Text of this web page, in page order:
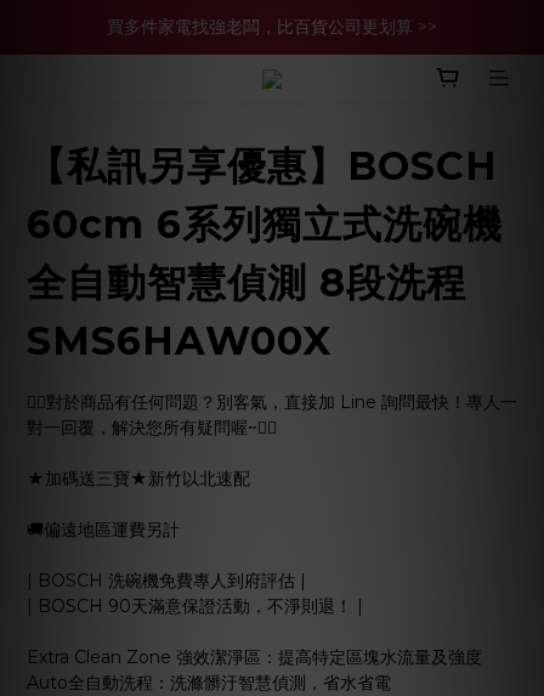
買多件家電找強老闆，比百貨公司更划算 >>
官網現金轉帳優惠 結帳輸【YHH02】再享2%優惠
買多件家電找強老闆，比百貨公司更划算 >>
【私訊另享優惠】BOSCH
60cm 6系列獨立式洗碗機
全自動智慧偵測 8段洗程
SMS6HAW00X
🙋‍♀️對於商品有任何問題？別客氣，直接加 Line 詢問最快！專人一
對一回覆，解決您所有疑問喔~🙋‍♂️
★加碼送三寶★新竹以北速配
🚚偏遠地區運費另計
| BOSCH 洗碗機免費專人到府評估 |
| BOSCH 90天滿意保證活動，不淨則退！ |
Extra Clean Zone 強效潔淨區：提高特定區塊水流量及強度
Auto全自動洗程：洗滌髒汙智慧偵測，省水省電